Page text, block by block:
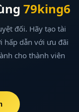
79king6
đối. Hãy tạo tài
hấp dẫn với ưu đãi
cho thành viên